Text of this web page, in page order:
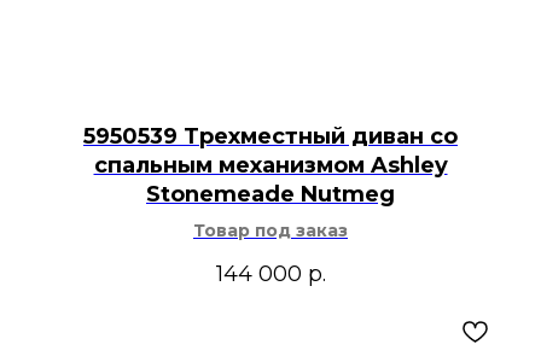
5950539 Трехместный диван со
спальным механизмом Ashley
Stonemeade Nutmeg
Товар под заказ
144 000 р.